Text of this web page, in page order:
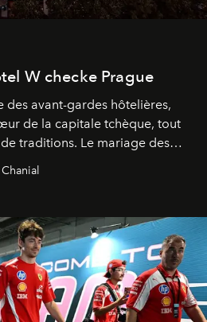
W checke Prague
des avant-gardes hôtelières,
de la capitale tchèque, tout
traditions. Le mariage des